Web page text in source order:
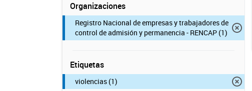
Organizaciones
Registro Nacional de empresas y trabajadores de
control de admisión y permanencia - RENCAP (1)
Etiquetas
violencias (1)